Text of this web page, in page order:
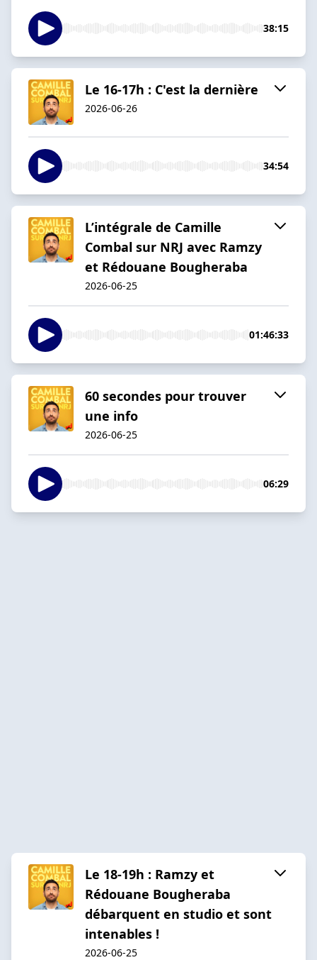
38:15
Le 16-17h : C'est la dernière
2026-06-26
34:54
L’intégrale de Camille
Combal sur NRJ avec Ramzy
et Rédouane Bougheraba
2026-06-25
01:46:33
60 secondes pour trouver
une info
2026-06-25
06:29
Le 18-19h : Ramzy et
Rédouane Bougheraba
débarquent en studio et sont
intenables !
2026-06-25